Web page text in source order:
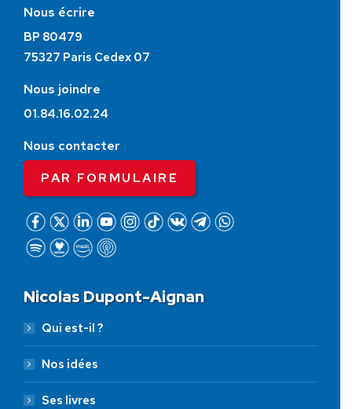
Nous écrire
BP 80479
75327 Paris Cedex 07
Nous joindre
01.84.16.02.24
Nous contacter
PAR FORMULAIRE
Nicolas Dupont-Aignan
Qui est-il ?
Nos idées
Ses livres